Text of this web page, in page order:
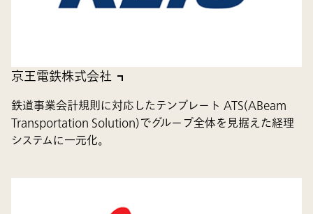
京王電鉄株式会社
鉄道事業会計規則に対応したテンプレート ATS(ABeam
Transportation Solution)でグループ全体を見据えた経理
システムに一元化。